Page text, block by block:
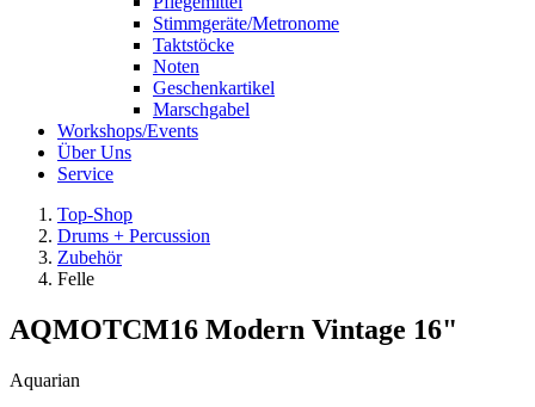
Stimmgeräte/Metronome
Taktstöcke
Noten
Geschenkartikel
Marschgabel
Workshops/Events
Über Uns
Service
Top-Shop
Drums + Percussion
Zubehör
Felle
AQMOTCM16 Modern Vintage 16"
Aquarian